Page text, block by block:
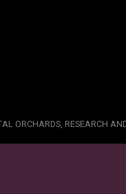
ORCHARDS, RESEARCH